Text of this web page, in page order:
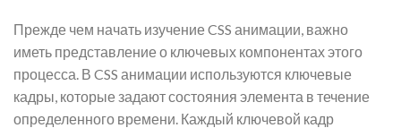
Прежде чем начать изучение CSS анимации, важно
иметь представление о ключевых компонентах этого
процесса. В CSS анимации используются ключевые
кадры, которые задают состояния элемента в течение
определенного времени. Каждый ключевой кадр